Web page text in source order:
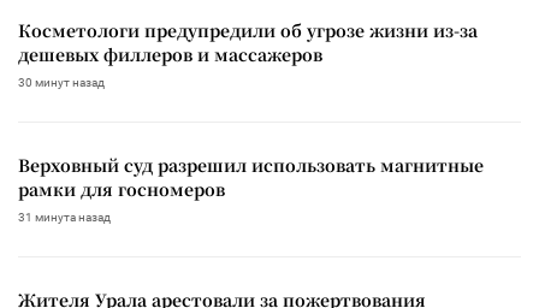
Косметологи предупредили об угрозе жизни из-за
дешевых филлеров и массажеров
30 минут назад
Верховный суд разрешил использовать магнитные
рамки для госномеров
31 минута назад
Жителя Урала арестовали за пожертвования